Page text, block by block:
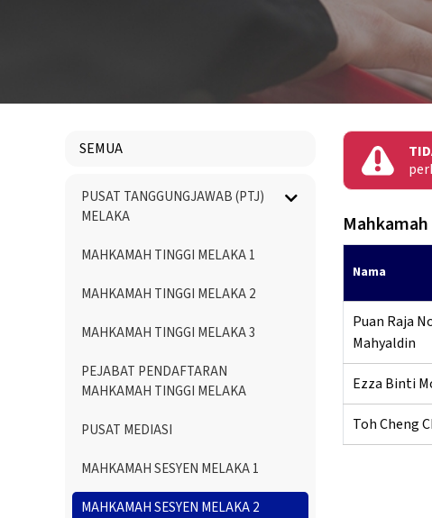
Nama
Puan Raja
Mahyaldin
Ezza Binti
Toh Cheng
SEMUA
Menu
Directory
PUSAT TANGGUNGJAWAB (PTJ)
MELAKA
MAHKAMAH TINGGI MELAKA 1
MAHKAMAH TINGGI MELAKA 2
MAHKAMAH TINGGI MELAKA 3
PEJABAT PENDAFTARAN
MAHKAMAH TINGGI MELAKA
PUSAT MEDIASI
MAHKAMAH SESYEN MELAKA 1
MAHKAMAH SESYEN MELAKA 2